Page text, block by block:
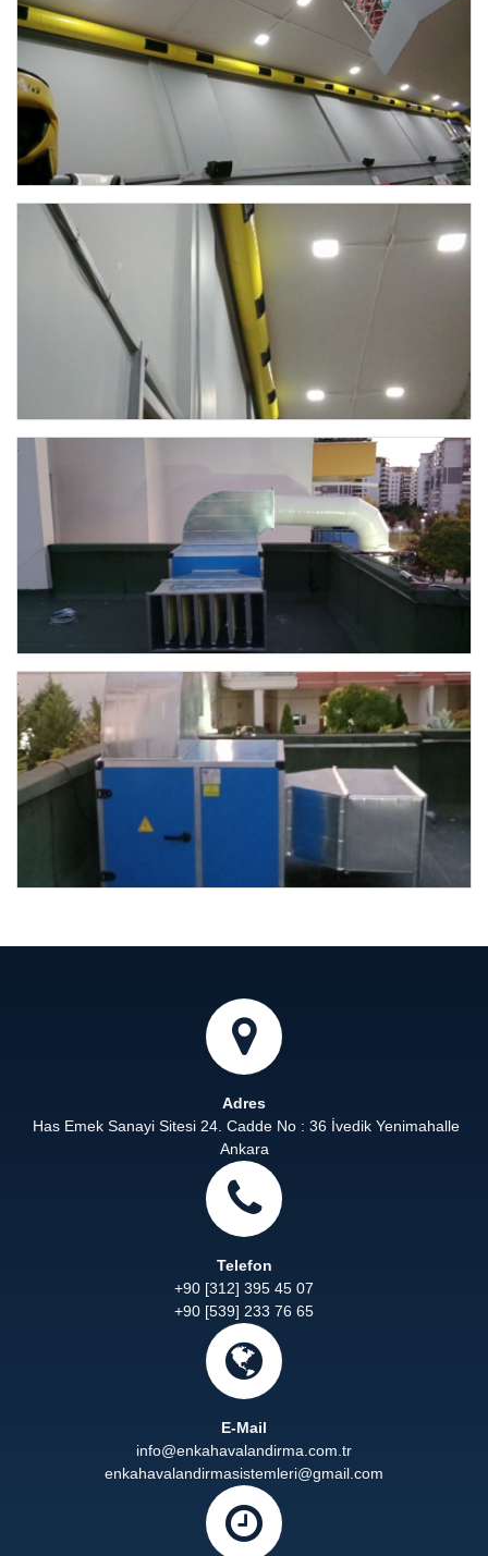
Adres
Has Emek Sanayi Sitesi 24. Cadde No : 36 İvedik Yenimahalle
Ankara
Telefon
+90 [312] 395 45 07
+90 [539] 233 76 65
E-Mail
info@enkahavalandirma.com.tr
enkahavalandirmasistemleri@gmail.com